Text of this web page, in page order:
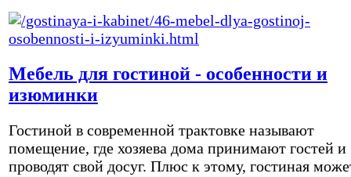
Мебель для гостиной - особенности и
изюминки
Гостиной в современной трактовке называют
помещение, где хозяева дома принимают гостей и
проводят свой досуг. Плюс к этому, гостиная